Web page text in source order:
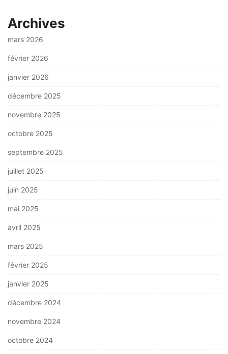
Archives
mars 2026
février 2026
janvier 2026
décembre 2025
novembre 2025
octobre 2025
septembre 2025
juillet 2025
juin 2025
mai 2025
avril 2025
mars 2025
février 2025
janvier 2025
décembre 2024
novembre 2024
octobre 2024